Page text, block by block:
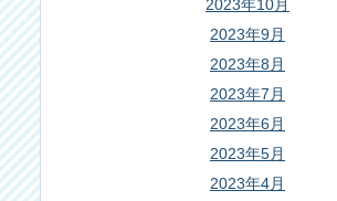
2023年10月
2023年9月
2023年8月
2023年7月
2023年6月
2023年5月
2023年4月